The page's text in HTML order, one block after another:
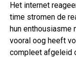
Het internet
time stromen de
hun enthousiasme
vooral oog heeft
compleet afgeleid